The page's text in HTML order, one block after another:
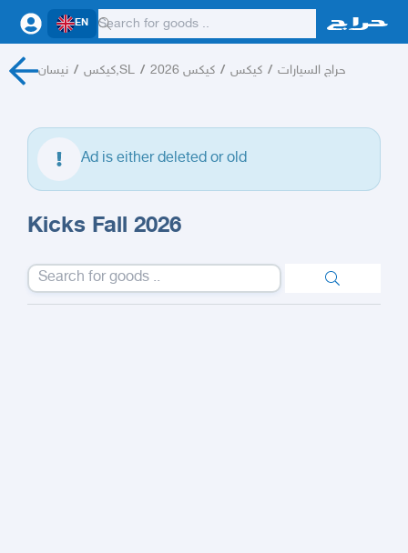
EN
نيسان / كيكس,SL / كيكس 2026 / كيكس / حراج السيارات
Ad is either deleted or old
Kicks Fall 2026